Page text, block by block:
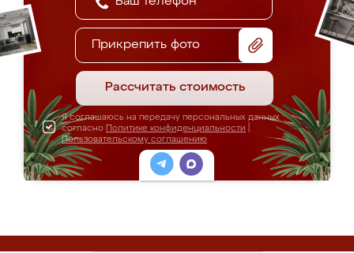
Прикрепить фото
Рассчитать стоимость
Я соглашаюсь на передачу персональных данных
согласно Политике конфиденциальности
Пользовательскому соглашению